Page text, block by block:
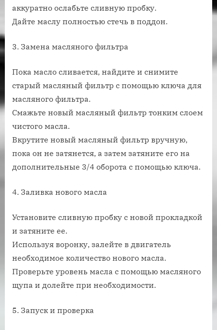
аккуратно ослабьте сливную пробку.
Дайте маслу полностью стечь в поддон.
3. Замена масляного фильтра
Пока масло сливается, найдите и снимите
старый масляный фильтр с помощью ключа для
масляного фильтра.
Смажьте новый масляный фильтр тонким слоем
чистого масла.
Вкрутите новый масляный фильтр вручную,
пока он не затянется, а затем затяните его на
дополнительные 3/4 оборота с помощью ключа.
4. Заливка нового масла
Установите сливную пробку с новой прокладкой
и затяните ее.
Используя воронку, залейте в двигатель
необходимое количество нового масла.
Проверьте уровень масла с помощью масляного
щупа и долейте при необходимости.
5. Запуск и проверка